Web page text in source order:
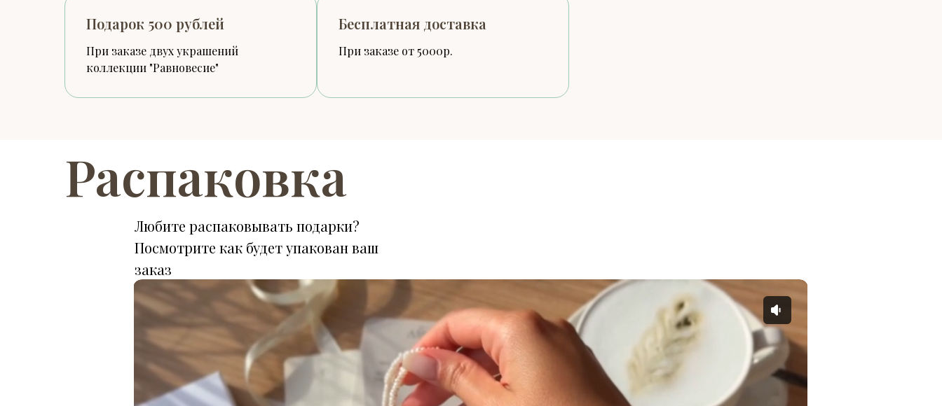
Подарок 500 рублей
При заказе двух украшений
коллекции "Равновесие"
Бесплатная доставка
При заказе от 5000р.
Распаковка
Любите распаковывать подарки?
Посмотрите как будет упакован ваш
заказ